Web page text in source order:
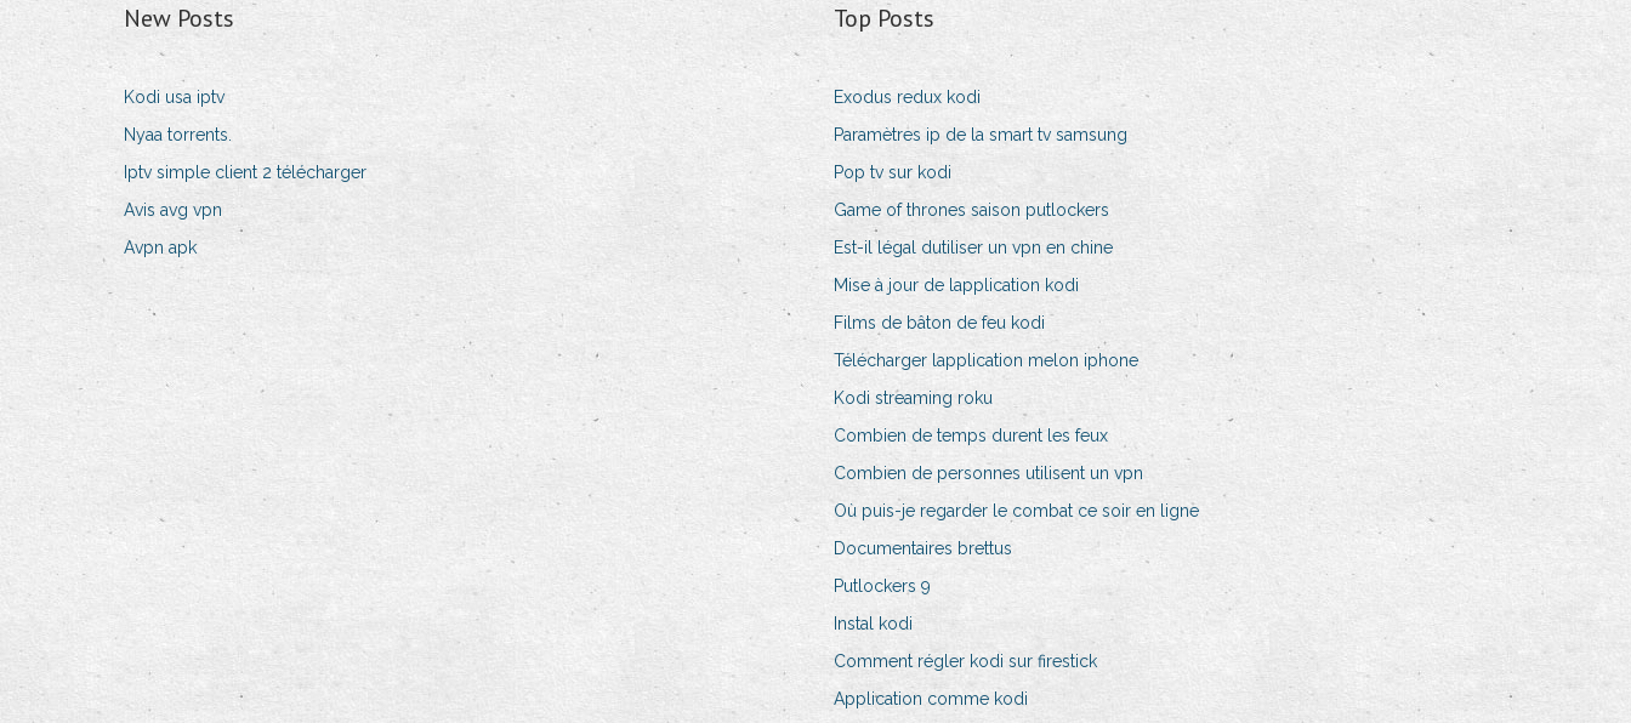
New Posts
Kodi usa iptv
Nyaa torrents.
Iptv simple client 2 télécharger
Avis avg vpn
Avpn apk
Top Posts
Exodus redux kodi
Paramètres ip de la smart tv samsung
Pop tv sur kodi
Game of thrones saison putlockers
Est-il légal dutiliser un vpn en chine
Mise à jour de lapplication kodi
Films de bâton de feu kodi
Télécharger lapplication melon iphone
Kodi streaming roku
Combien de temps durent les feux
Combien de personnes utilisent un vpn
Où puis-je regarder le combat ce soir en ligne
Documentaires brettus
Putlockers 9
Instal kodi
Comment régler kodi sur firestick
Application comme kodi